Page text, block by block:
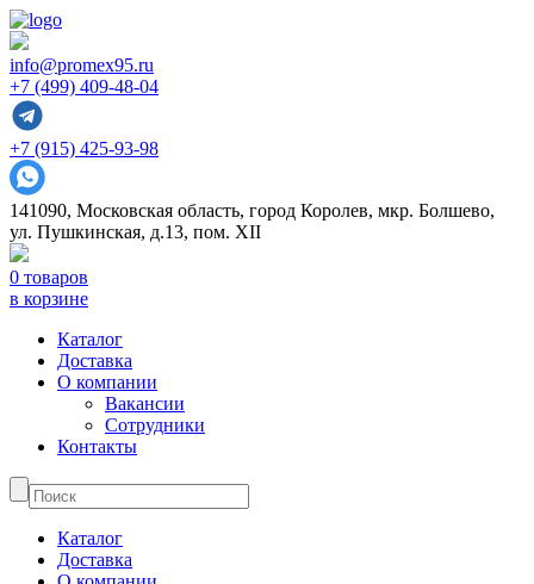
info@promex95.ru
+7 (499) 409-48-04
+7 (915) 425-93-98
141090, Московская область, город Королев, мкр. Болшево,
ул. Пушкинская, д.13, пом. XII
0 товаров
в корзине
Каталог
Доставка
О компании
Вакансии
Сотрудники
Контакты
Каталог
Доставка